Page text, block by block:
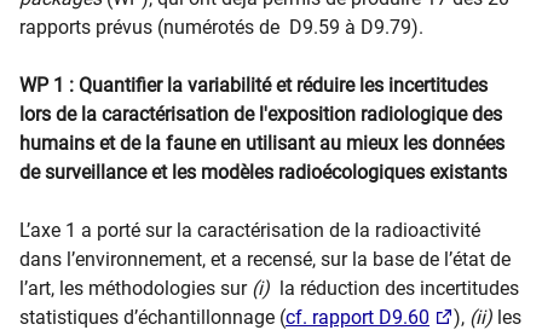
rapports prévus (numérotés de D9.59 à D9.79).
WP 1 : Quantifier la variabilité et réduire les incertitudes
lors de la caractérisation de l'exposition radiologique des
humains et de la faune en utilisant au mieux les données
de surveillance et les modèles radioécologiques existants
L’axe 1 a porté sur la caractérisation de la radioactivité
dans l’environnement, et a recensé, sur la base de l’état de
l’art, les méthodologies sur (i) la réduction des incertitudes
statistiques d’échantillonnage (cf. rapport D9.60 ), (ii) les